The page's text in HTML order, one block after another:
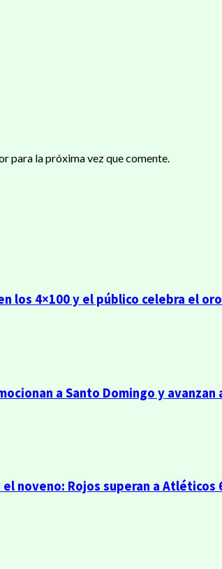
para la próxima vez que comente.
los 4×100 y el público celebra el
a Santo Domingo y
noveno: Rojos superan a